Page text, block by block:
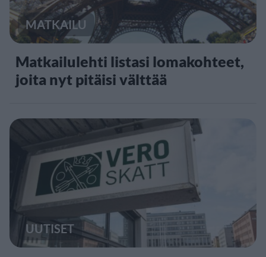
MATKAILU
Matkailulehti listasi lomakohteet,
joita nyt pitäisi välttää
UUTISET